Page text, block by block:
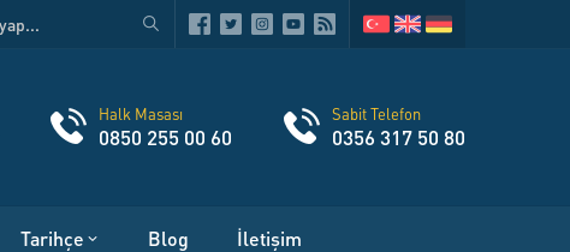
Halk Masası
0850 255 00 60
Sabit Telefon
0356 317 50 80
Tarihçe Blog İletişim